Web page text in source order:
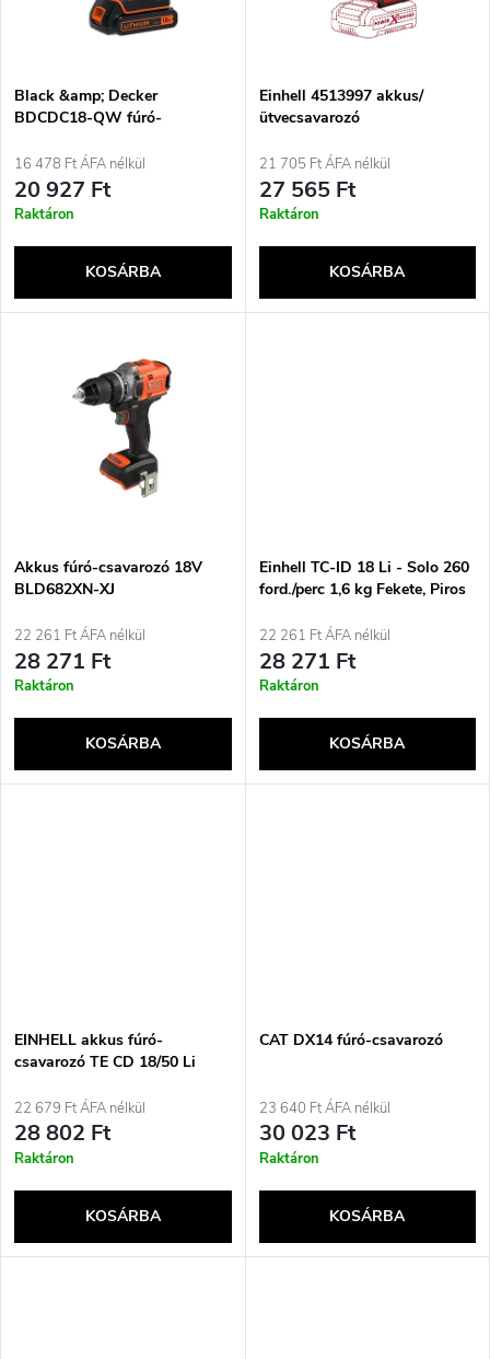
e
k
r
n
é
s
e
é
k
e
k
l
j
a
Black &amp; Decker
BDCDC18-QW fúró-
Fekete, Narancssárga
16 478 Ft ÁFA nélkül
20 927 Ft
Raktáron
KOSÁRBA
Einhell 4513997 akkus/
ütvecsavarozó
21 705 Ft ÁFA nélkül
27 565 Ft
Raktáron
KOSÁRBA
Akkus fúró-csavarozó 18V
BLD682XN-XJ
22 261 Ft ÁFA nélkül
28 271 Ft
Raktáron
KOSÁRBA
Einhell TC-ID 18 Li - Solo 260
ford./perc 1,6 kg Fekete, Piros
22 261 Ft ÁFA nélkül
28 271 Ft
Raktáron
KOSÁRBA
EINHELL akkus fúró-
csavarozó TE CD 18/50 Li
22 679 Ft ÁFA nélkül
28 802 Ft
Raktáron
KOSÁRBA
CAT DX14 fúró-csavarozó
23 640 Ft ÁFA nélkül
30 023 Ft
Raktáron
KOSÁRBA